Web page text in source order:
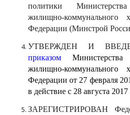
политики
жилищно-коммунального
Федерации (Минстрой
УТВЕРЖДЕН И
приказом
жилищно-коммунального
Федерации от 27 февраля
в действие с 28 августа 2017
ЗАРЕГИСТРИРОВАН